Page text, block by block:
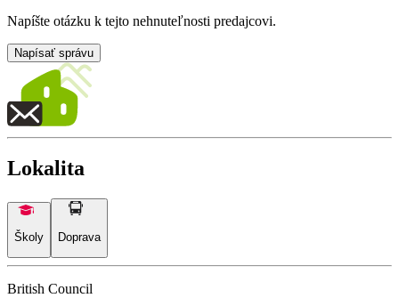
Napíšte otázku k tejto nehnuteľnosti predajcovi.
Napísať správu
Lokalita
Školy Doprava
British Council